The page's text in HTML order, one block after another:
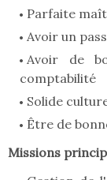
Parfaite
Avoir un
Avoir de
comptabilité
Solide
Être de
Missions